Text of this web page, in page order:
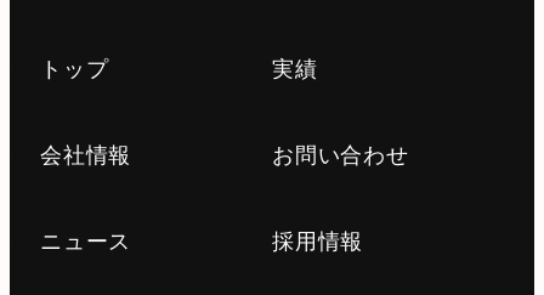
トップ
会社情報
ニュース
実績
お問い合わせ
採用情報